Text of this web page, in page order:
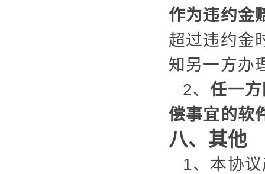
作为违约金
超过违约金
知另一方办
2、任一
偿事宜的软
八、其他
1、本协